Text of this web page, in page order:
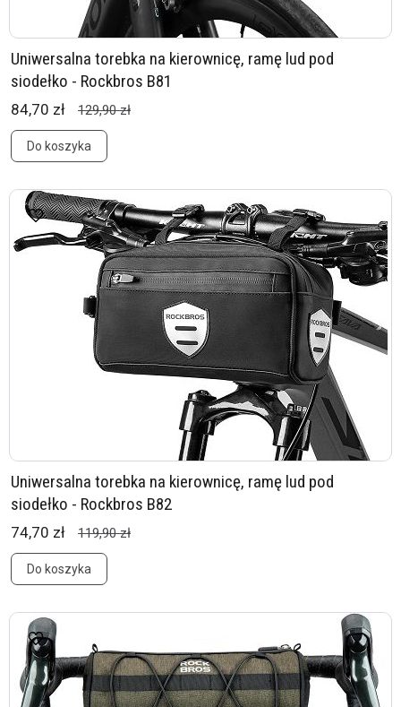
Uniwersalna torebka na kierownicę, ramę lud pod
siodełko - Rockbros B81
84,70 zł 129,90 zł
Do koszyka
Uniwersalna torebka na kierownicę, ramę lud pod
siodełko - Rockbros B82
74,70 zł 119,90 zł
Do koszyka